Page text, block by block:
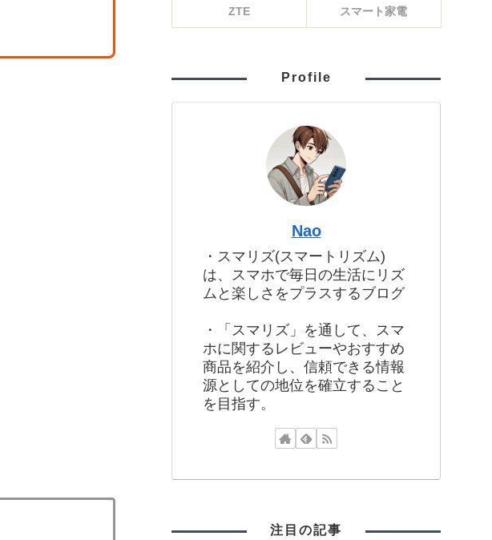
ZTE スマート家電
Profile
Nao
・スマリズ(スマートリズム)
は、スマホで毎日の生活にリズ
ムと楽しさをプラスするブログ
・「スマリズ」を通して、スマ
ホに関するレビューやおすすめ
商品を紹介し、信頼できる情報
源としての地位を確立すること
を目指す。
注目の記事